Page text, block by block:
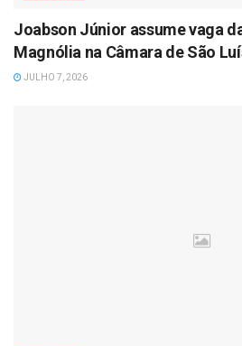
Joabson Júnior assume vaga
Magnólia na Câmara de São
JULHO 7, 2026